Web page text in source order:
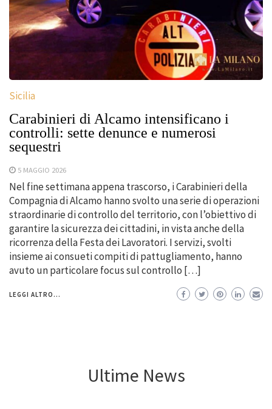
Sicilia
Carabinieri di Alcamo intensificano i
controlli: sette denunce e numerosi
sequestri
5 MAGGIO 2026
Nel fine settimana appena trascorso, i Carabinieri della
Compagnia di Alcamo hanno svolto una serie di operazioni
straordinarie di controllo del territorio, con l’obiettivo di
garantire la sicurezza dei cittadini, in vista anche della
ricorrenza della Festa dei Lavoratori. I servizi, svolti
insieme ai consueti compiti di pattugliamento, hanno
avuto un particolare focus sul controllo […]
LEGGI ALTRO...
Ultime News